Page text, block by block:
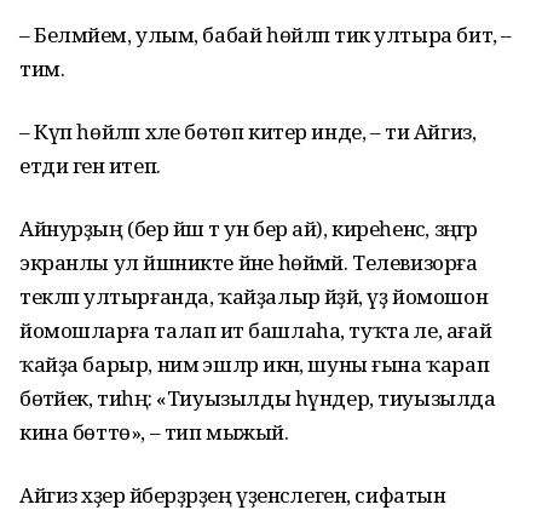
– Белмәйем, улым, бабай һөйләп тик ултыра бит, –
тим.
– Күп һөйләп хәле бөтөп китер инде, – ти Айгиз,
етди генә итеп.
Айнурҙың (бер йәш тә ун бер ай), киреһенсә, зәңгәр
экранлы ул йәшникте йәне һөймәй. Телевизорға
текләп ултырғанда, ҡайҙалыр әйҙәй, үҙ йомошон
йомошларға талап итә башлаһа, туҡта әле, ағай
ҡайҙа барыр, нимә эшләр икән, шуны ғына ҡарап
бөтәйек, тиһәң: «Тиуызылды һүндер, тиуызылда
кина бөттө», – тип мыжый.
Айгиз хәҙер әйберҙәрҙең үҙен­сәлеген, сифатын